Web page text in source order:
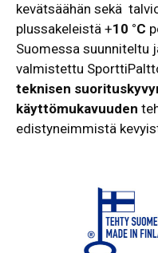
kevätsäähän sekä
plussakeleistä +10 °C
Suomessa suunniteltu
valmistettu
teknisen
käyttömukavuuden
edistyneimmistä